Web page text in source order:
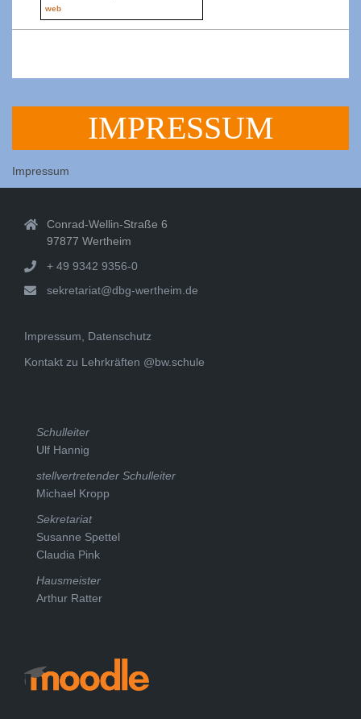
web
IMPRESSUM
Impressum
Conrad-Wellin-Straße 6
97877 Wertheim
+ 49 9342 9356-0
sekretariat@dbg-wertheim.de
Impressum, Datenschutz
Kontakt zu Lehrkräften @bw.schule
Schulleiter
Ulf Hannig
stellvertretender Schulleiter
Michael Kropp
Sekretariat
Susanne Spettel
Claudia Pink
Hausmeister
Arthur Ratter